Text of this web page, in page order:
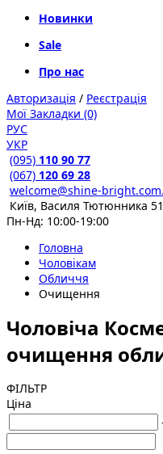
Новинки
Sale
Про нас
Авторизація / Реєстрація
Мої Закладки (0)
РУС
УКР
(095) 110 90 77
(067) 120 69 28
welcome@shine-
Київ, Василя Тютюнника
Пн-Нд: 10:00-19:00
Головна
Чоловікам
Обличчя
Очищення
Чоловіча
очищення
ФІЛЬТР
Ціна